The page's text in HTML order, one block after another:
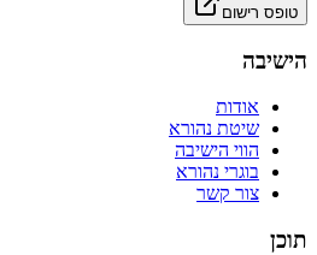
טופס רישום
הישיבה
אודות
שיטת נהורא
הווי הישיבה
בוגרי נהורא
צור קשר
תוכן